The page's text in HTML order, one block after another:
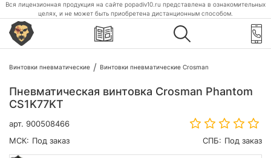
Вся лицензионная продукция на сайте popadiv10.ru представлена в ознакомительных
целях, и не может быть приобретена дистанционным способом.
Винтовки пневматические Винтовки пневматические Crosman
Пневматическая винтовка Crosman Phantom
СS1K77KT
арт. 900508466
МСК: Под заказ СПБ: Под заказ